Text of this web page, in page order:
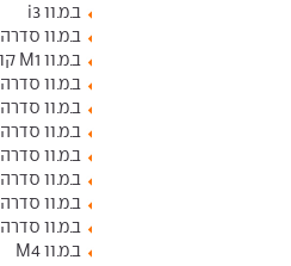
ב.מ.וו i3
ב.מ.וו סדרה 1 קופה
ב.מ.וו M1 קופה
ב.מ.וו סדרה 2 קבריולה
ב.מ.וו סדרה 2 גראן קופה
ב.מ.וו סדרה 3
ב.מ.וו סדרה 3 קופה
ב.מ.וו סדרה 3 גראן טוריסמו
ב.מ.וו סדרה 4
ב.מ.וו סדרה 4 קבריולה
ב.מ.וו M4